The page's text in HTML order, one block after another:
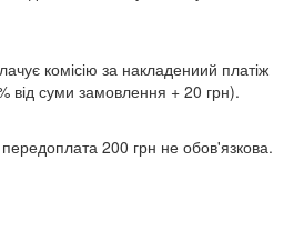
комісію за накладениий платіж
від суми замовлення + 20 грн).
200 грн не обов'язкова.